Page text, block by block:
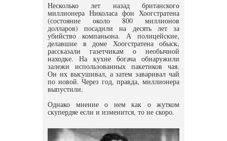
Несколько лет назад британского
миллионера Николаса фон Хоогстратена
(состояние около 800 миллионов
долларов) посадили на десять лет за
убийство компаньона. А полицейские,
делавшие в доме Хоогстратена обыск,
рассказали газетчикам о необычной
находке. На кухне богача обнаружили
залежи использованных пакетиков чая.
Он их высушивал, а затем заваривал чай
по новой. Через год, правда, миллионера
выпустили.
Однако мнение о нем как о жутком
скупердяе если и изменится, то не скоро.